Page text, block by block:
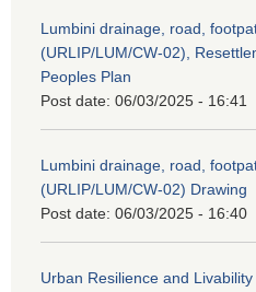
Lumbini drainage, road,
(URLIP/LUM/CW-02),
Peoples Plan
Post date: 06/03/2025 - 16:41
Lumbini drainage, road,
(URLIP/LUM/CW-02) Drawing
Post date: 06/03/2025 - 16:40
Urban Resilience and